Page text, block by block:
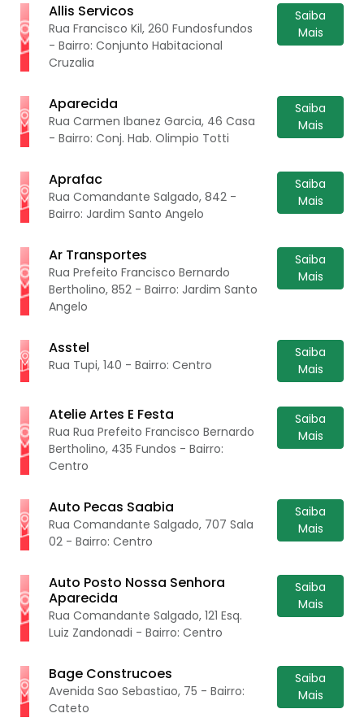
Allis Servicos
Rua Francisco Kil, 260 Fundosfundos
- Bairro: Conjunto Habitacional
Cruzalia
Saiba
Mais
Aparecida
Rua Carmen Ibanez Garcia, 46 Casa
- Bairro: Conj. Hab. Olimpio Totti
Saiba
Mais
Aprafac
Rua Comandante Salgado, 842 -
Bairro: Jardim Santo Angelo
Saiba
Mais
Ar Transportes
Rua Prefeito Francisco Bernardo
Bertholino, 852 - Bairro: Jardim Santo
Angelo
Saiba
Mais
Asstel
Rua Tupi, 140 - Bairro: Centro
Saiba
Mais
Atelie Artes E Festa
Rua Rua Prefeito Francisco Bernardo
Bertholino, 435 Fundos - Bairro:
Centro
Saiba
Mais
Auto Pecas Saabia
Rua Comandante Salgado, 707 Sala
02 - Bairro: Centro
Saiba
Mais
Auto Posto Nossa Senhora
Aparecida
Rua Comandante Salgado, 121 Esq.
Luiz Zandonadi - Bairro: Centro
Saiba
Mais
Bage Construcoes
Avenida Sao Sebastiao, 75 - Bairro:
Cateto
Saiba
Mais